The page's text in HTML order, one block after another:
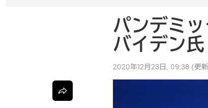
パンデミ
バイデン氏
2020年12月23日, 09:38 (更